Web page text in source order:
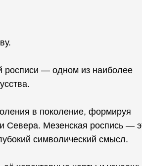
росписи — одном из наиболее
в поколение, формируя
Севера. Мезенская роспись —
символический смысл.